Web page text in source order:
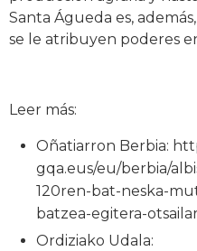
Santa Águeda es,
se le atribuyen poderes
Leer más:
Oñatiarron Berbia:
gqa.eus/eu/berbia/
120ren-bat-neska-
batzea-egitera-
Ordiziako Udala: